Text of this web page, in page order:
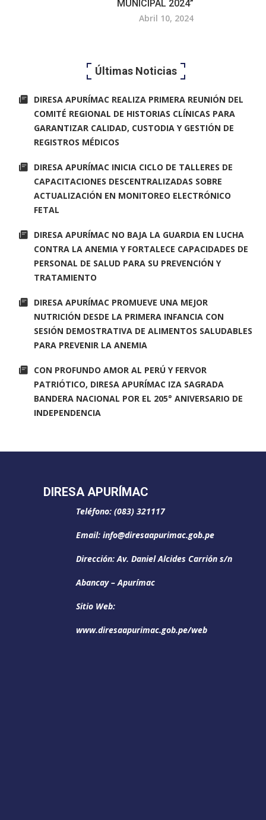
MUNICIPAL 2024”
Abril 10, 2024
Últimas Noticias
DIRESA APURÍMAC REALIZA PRIMERA REUNIÓN DEL
COMITÉ REGIONAL DE HISTORIAS CLÍNICAS PARA
GARANTIZAR CALIDAD, CUSTODIA Y GESTIÓN DE
REGISTROS MÉDICOS
DIRESA APURÍMAC INICIA CICLO DE TALLERES DE
CAPACITACIONES DESCENTRALIZADAS SOBRE
ACTUALIZACIÓN EN MONITOREO ELECTRÓNICO
FETAL
DIRESA APURÍMAC NO BAJA LA GUARDIA EN LUCHA
CONTRA LA ANEMIA Y FORTALECE CAPACIDADES DE
PERSONAL DE SALUD PARA SU PREVENCIÓN Y
TRATAMIENTO
DIRESA APURÍMAC PROMUEVE UNA MEJOR
NUTRICIÓN DESDE LA PRIMERA INFANCIA CON
SESIÓN DEMOSTRATIVA DE ALIMENTOS SALUDABLES
PARA PREVENIR LA ANEMIA
CON PROFUNDO AMOR AL PERÚ Y FERVOR
PATRIÓTICO, DIRESA APURÍMAC IZA SAGRADA
BANDERA NACIONAL POR EL 205° ANIVERSARIO DE
INDEPENDENCIA
DIRESA APURÍMAC
Teléfono: (083) 321117
Email: info@diresaapurimac.gob.pe
Dirección: Av. Daniel Alcides Carrión s/n
Abancay – Apurímac
Sitio Web:
www.diresaapurimac.gob.pe/web